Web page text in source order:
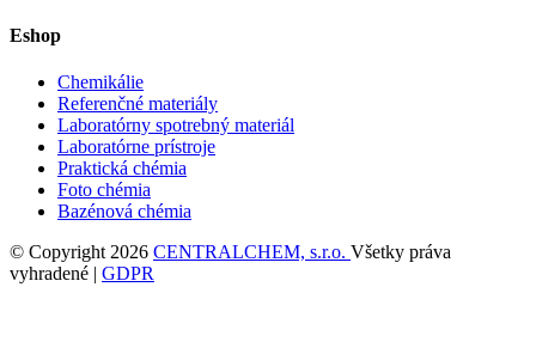
Eshop
Chemikálie
Referenčné materiály
Laboratórny spotrebný materiál
Laboratórne prístroje
Praktická chémia
Foto chémia
Bazénová chémia
© Copyright 2026 CENTRALCHEM, s.r.o. Všetky práva
vyhradené | GDPR